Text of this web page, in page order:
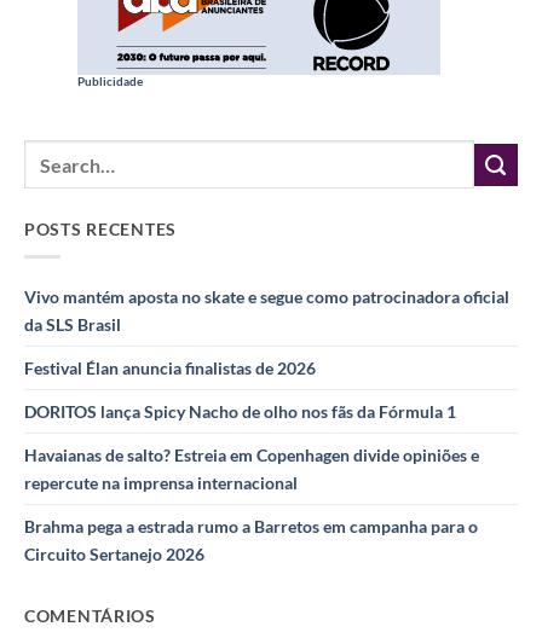
Publicidade
POSTS RECENTES
Vivo mantém aposta no skate e segue como patrocinadora oficial
da SLS Brasil
Festival Élan anuncia finalistas de 2026
DORITOS lança Spicy Nacho de olho nos fãs da Fórmula 1
Havaianas de salto? Estreia em Copenhagen divide opiniões e
repercute na imprensa internacional
Brahma pega a estrada rumo a Barretos em campanha para o
Circuito Sertanejo 2026
COMENTÁRIOS